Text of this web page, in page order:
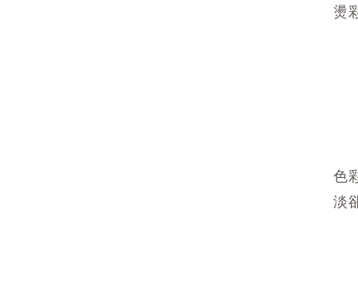
燙
色
淡